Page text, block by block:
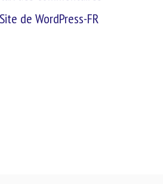
Site de WordPress-FR